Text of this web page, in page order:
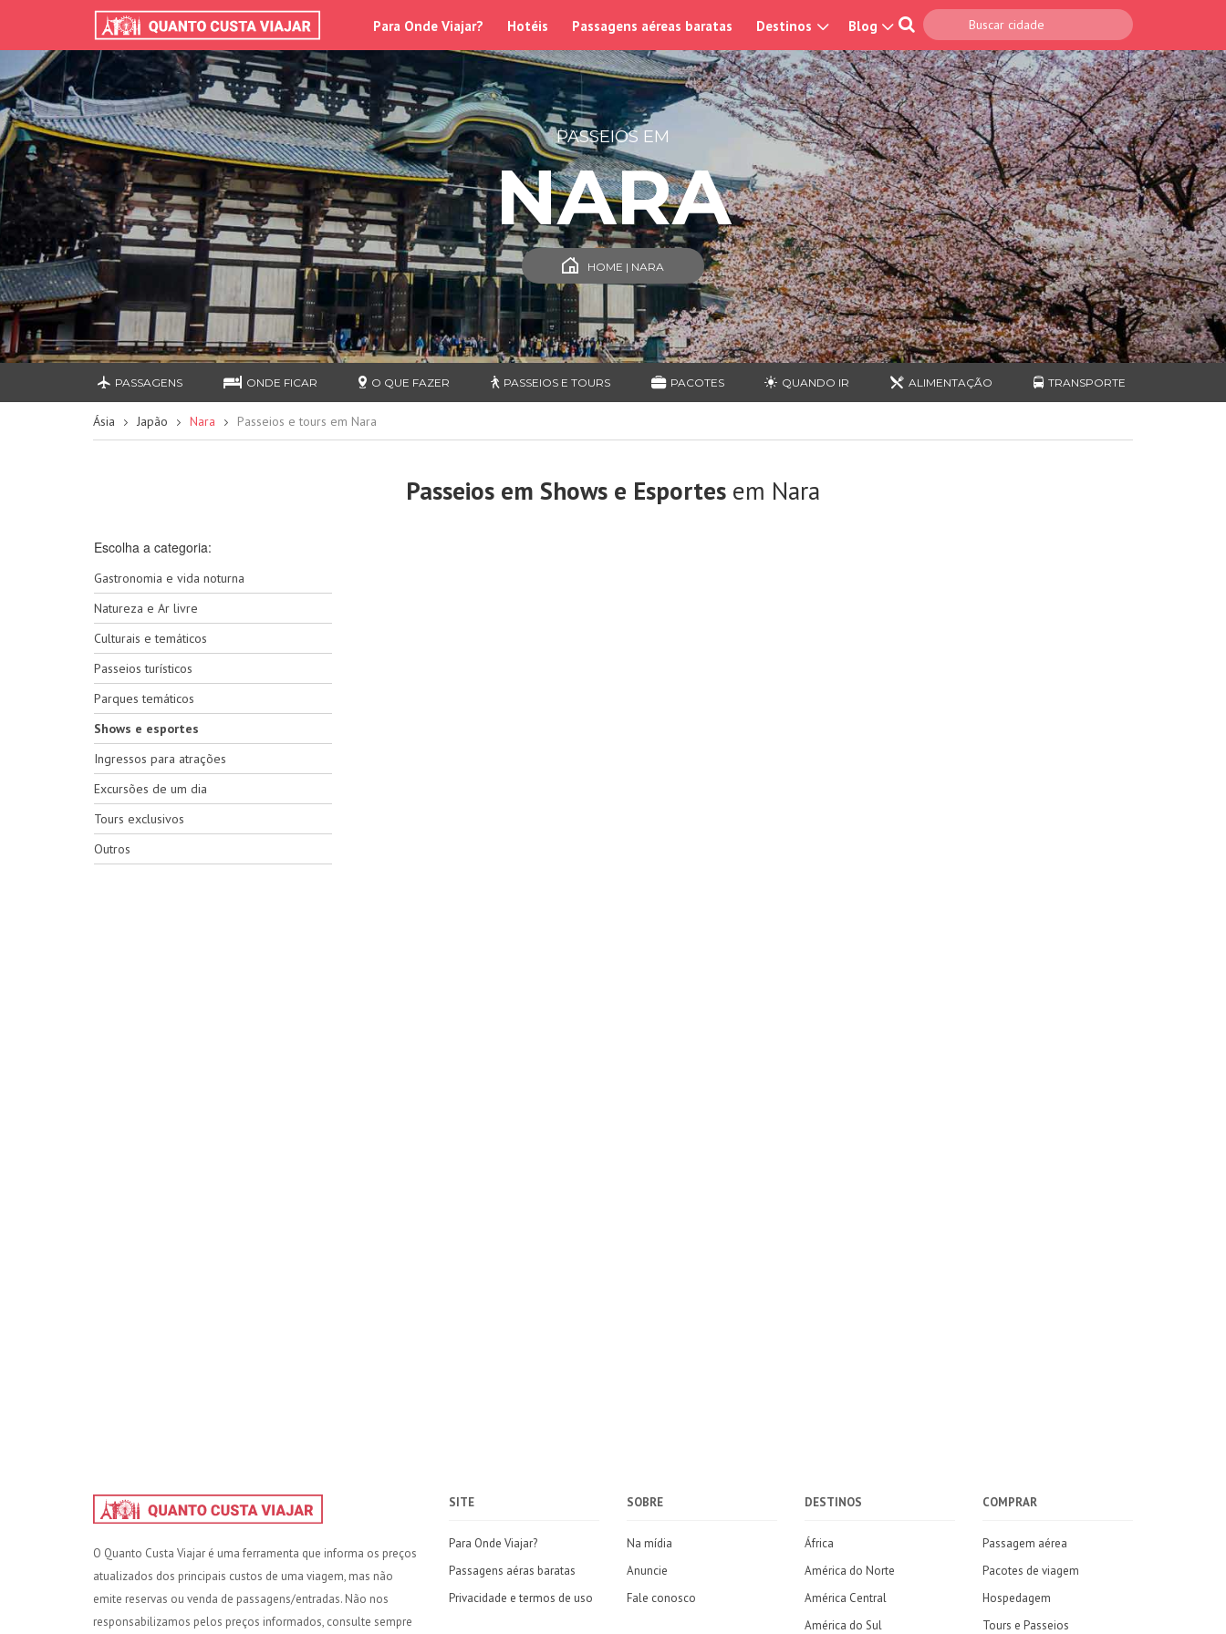
Para Onde Viajar? Hotéis Passagens aéreas baratas Destinos Blog
PASSEIOS EM
NARA
HOME | NARA
PASSAGENS ONDE FICAR O QUE FAZER PASSEIOS E TOURS PACOTES QUANDO IR ALIMENTAÇÃO TRANSPORTE
Ásia Japão Nara Passeios e tours em Nara
Passeios em Shows e Esportes em Nara
Escolha a categoria:
Gastronomia e vida noturna
Natureza e Ar livre
Culturais e temáticos
Passeios turísticos
Parques temáticos
Shows e esportes
Ingressos para atrações
Excursões de um dia
Tours exclusivos
Outros
O Quanto Custa Viajar é uma ferramenta que informa os preços
atualizados dos principais custos de uma viagem, mas não
emite reservas ou venda de passagens/entradas. Não nos
responsabilizamos pelos preços informados, consulte sempre
SITE
Para Onde Viajar?
Passagens aéras baratas
Privacidade e termos de uso
SOBRE
Na mídia
Anuncie
Fale conosco
DESTINOS
África
América do Norte
América Central
América do Sul
COMPRAR
Passagem aérea
Pacotes de viagem
Hospedagem
Tours e Passeios